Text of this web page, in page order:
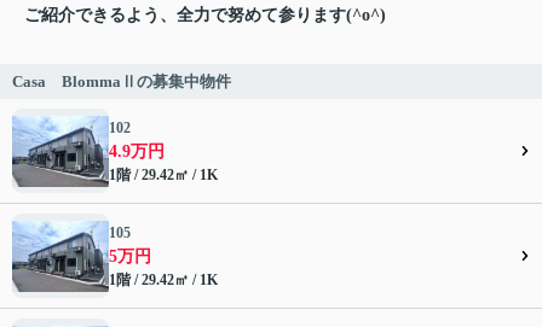
ご紹介できるよう、全力で努めて参ります(^o^)
Casa BlommaⅡの募集中物件
102
4.9万円
1階 / 29.42㎡ / 1K
105
5万円
1階 / 29.42㎡ / 1K